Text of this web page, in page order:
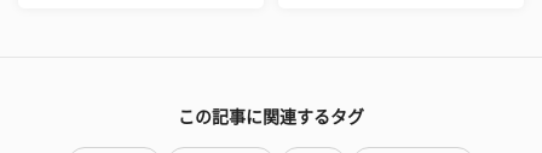
この記事に関連するタグ